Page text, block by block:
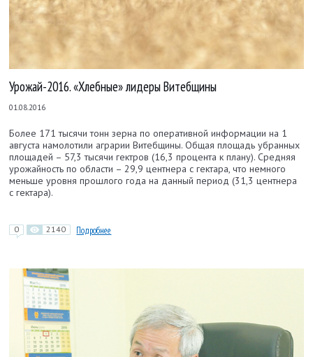
Урожай-2016. «Хлебные» лидеры Витебщины
01.08.2016
Более 171 тысячи тонн зерна по оперативной информации на 1
августа намолотили аграрии Витебщины. Общая площадь убранных
площадей – 57,3 тысячи гектров (16,3 процента к плану). Средняя
урожайность по области – 29,9 центнера с гектара, что немного
меньше уровня прошлого года на данный период (31,3 центнера
с гектара).
0 2140 Подробнее